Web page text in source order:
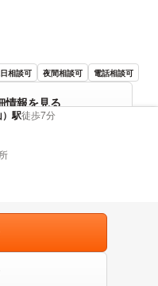
相談可 夜間相談可 電話相談可
情報を見る
駅徒歩7分